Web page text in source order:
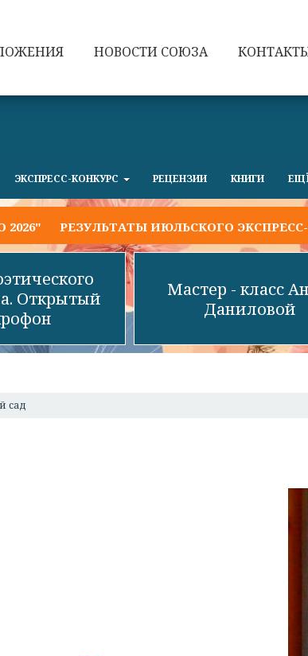
НОВОСТИ СОЮЗА
ЭКСПРЕСС-КОНКУРС РЕЦЕНЗИИ КНИГИ
РЕЗУЛЬТАТЫ ИЮЛЬСКОГО ЭКСПРЕСС-
Открытый
Мастер - класс
Даниловой
сад